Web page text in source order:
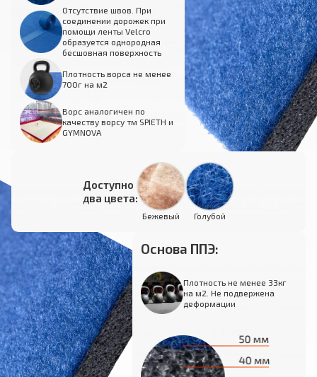
Отсутствие швов. При
соединении дорожек при
помощи ленты Velcro
образуется однородная
бесшовная поверхность
Плотность ворса не менее
700г на м2
Ворс аналогичен по
качеству ворсу тм SPIETH и
GYMNOVA
Доступно
два цвета:
Бежевый Голубой
Основа ППЭ:
Плотность не менее 33кг
на м2. Не подвержена
деформации